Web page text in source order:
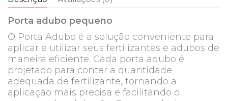
Porta adubo pequeno
O Porta Adubo é a solução conveniente para
aplicar e utilizar seus fertilizantes e adubos de
maneira eficiente. Cada porta adubo é
projetado para conter a quantidade
adequada de fertilizante, tornando a
aplicação mais precisa e facilitando o